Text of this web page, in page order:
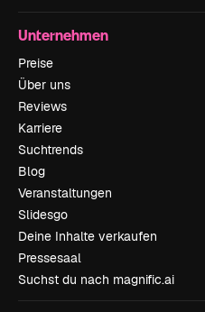
Unternehmen
Preise
Über uns
Reviews
Karriere
Suchtrends
Blog
Veranstaltungen
Slidesgo
Deine Inhalte verkaufen
Pressesaal
Suchst du nach magnific.ai